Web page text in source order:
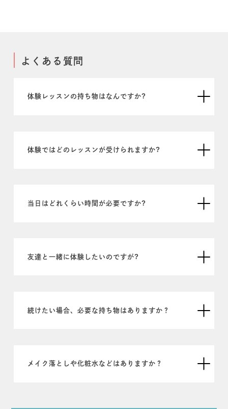
よくある質問
体験レッスンの持ち物はなんですか?
体験ではどのレッスンが受けられますか?
当日はどれくらい時間が必要ですか?
友達と一緒に体験したいのですが?
続けたい場合、必要な持ち物はありますか？
メイク落としや化粧水などはありますか？